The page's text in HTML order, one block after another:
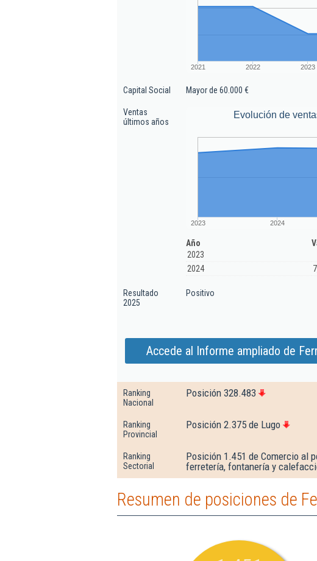
2021 2022 2023
Capital Social Mayor de 60.000 €
Ventas
últimos años
Evolución de
2023 2024
Año
2023
2024
Resultado
2025
Positivo
Accede al Informe ampliado de
Ranking
Nacional
Posición 328.483
Ranking
Provincial
Posición 2.375 de Lugo
Ranking
Sectorial
Posición 1.451 de Comercio al
ferretería, fontanería y
Resumen de posiciones de